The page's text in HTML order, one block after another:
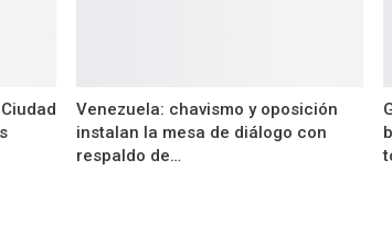
Venezuela: chavismo y oposición
instalan la mesa de diálogo con
respaldo de…